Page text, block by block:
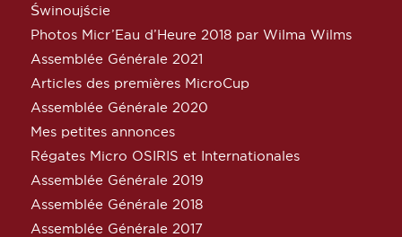
Świnoujście
Photos Micr’Eau d’Heure 2018 par Wilma Wilms
Assemblée Générale 2021
Articles des premières MicroCup
Assemblée Générale 2020
Mes petites annonces
Régates Micro OSIRIS et Internationales
Assemblée Générale 2019
Assemblée Générale 2018
Assemblée Générale 2017